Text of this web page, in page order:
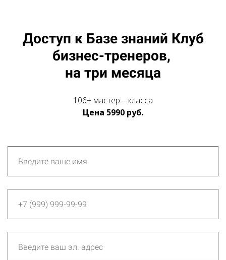
Доступ к Базе знаний Клуб
бизнес-тренеров,
на три месяца
106+ мастер – класса
Цена 5990 руб.